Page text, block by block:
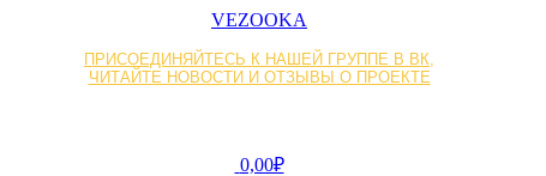
VEZOOKA
ПРИСОЕДИНЯЙТЕСЬ К НАШЕЙ ГРУППЕ В ВК,
ЧИТАЙТЕ НОВОСТИ И ОТЗЫВЫ О ПРОЕКТЕ
0,00₽